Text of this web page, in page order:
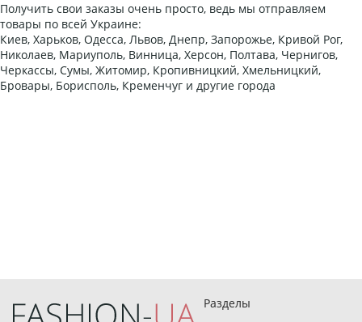
Получить свои заказы очень просто, ведь мы отправляем
товары по всей Украине:
Киев, Харьков, Одесса, Львов, Днепр, Запорожье, Кривой Рог,
Николаев, Мариуполь, Винница, Херсон, Полтава, Чернигов,
Черкассы, Сумы, Житомир, Кропивницкий, Хмельницкий,
Бровары, Борисполь, Кременчуг и другие города
Разделы